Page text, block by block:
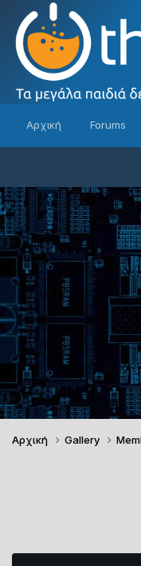
Αρχική Forums
Αρχική Gallery